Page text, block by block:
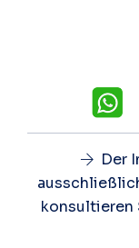
Der
konsultieren